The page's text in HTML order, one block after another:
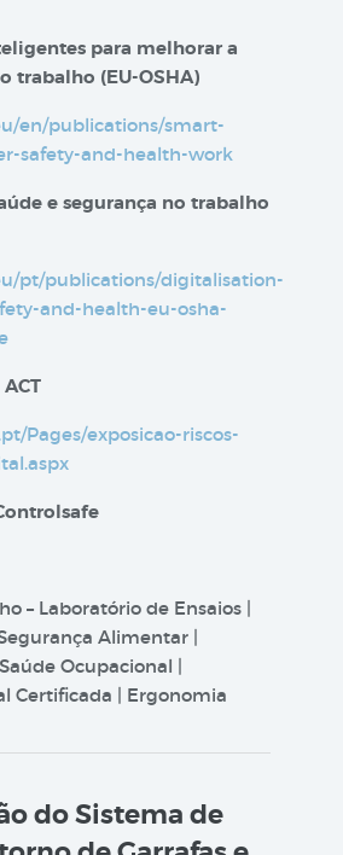
para melhorar a
trabalho​​ (EU-OSHA)
en/publications/smart-
safety-and-health-work
e segurança no trabalho
pt/publications/digitalisation-
and-health-eu-osha-
Pages/exposicao-riscos-
– Laboratório de Ensaios |
Alimentar |
Ocupacional |
Certificada | Ergonomia
do Sistema de